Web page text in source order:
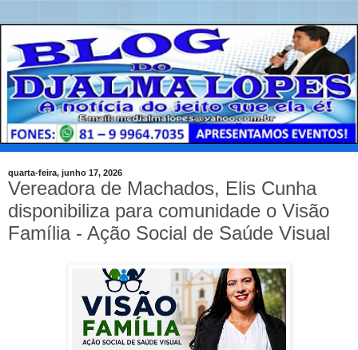
quarta-feira, junho 17, 2026
Vereadora de Machados, Elis Cunha
disponibiliza para comunidade o Visão
Família - Ação Social de Saúde Visual